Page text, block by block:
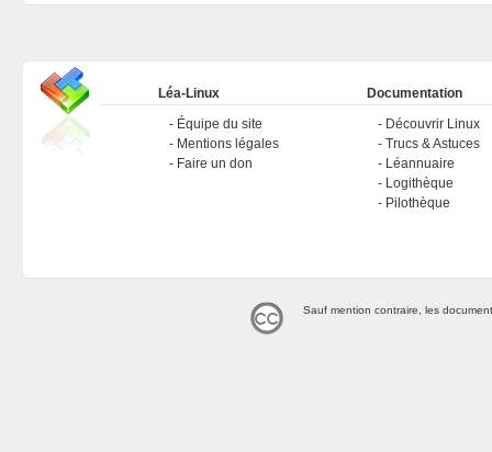
Léa-Linux
Équipe du site
Mentions légales
Faire un don
Documentation
Découvrir Linux
Trucs & Astuces
Léannuaire
Logithèque
Pilothèque
Sauf mention contraire, les